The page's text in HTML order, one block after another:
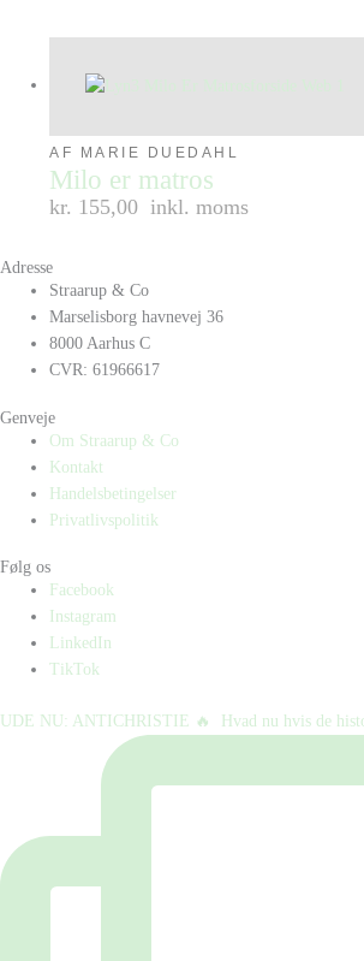
AF MARIE DUEDAHL
Milo er matros
kr. 155,00 inkl. moms
Adresse
Straarup & Co
Marselisborg havnevej 36
8000 Aarhus C
CVR: 61966617
Genveje
Om Straarup & Co
Kontakt
Handelsbetingelser
Privatlivspolitik
Følg os
Facebook
Instagram
LinkedIn
TikTok
UDE NU: ANTICHRISTIE 🔥⁠ ⁠ Hvad nu hvis de